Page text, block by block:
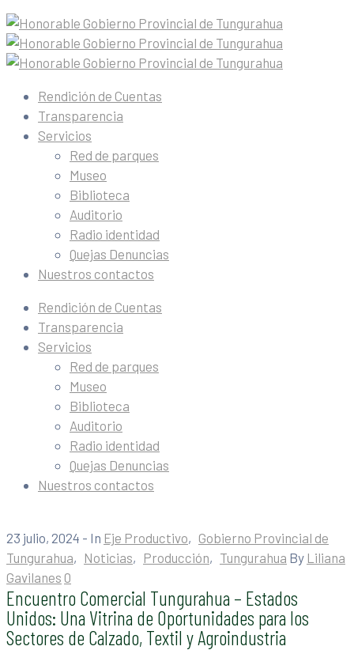
Rendición de Cuentas
Transparencia
Servicios
Red de parques
Museo
Biblioteca
Auditorio
Radio identidad
Quejas Denuncias
Nuestros contactos
Rendición de Cuentas
Transparencia
Servicios
Red de parques
Museo
Biblioteca
Auditorio
Radio identidad
Quejas Denuncias
Nuestros contactos
23 julio, 2024 - In Eje Productivo‚ Gobierno Provincial de
Tungurahua‚ Noticias‚ Producción‚ Tungurahua By Liliana
Gavilanes 0
Encuentro Comercial Tungurahua – Estados
Unidos: Una Vitrina de Oportunidades para los
Sectores de Calzado, Textil y Agroindustria